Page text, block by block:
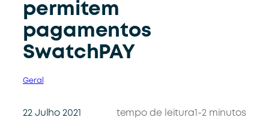
permitem
pagamentos
SwatchPAY
Geral
22 Julho 2021 tempo de leitura 1-2 minutos